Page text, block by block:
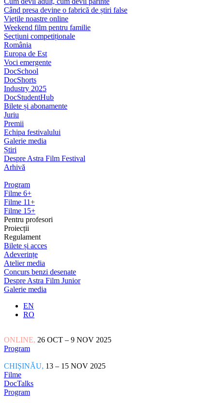
Când presa devine o fabrică de știri false
Viețile noastre online
Weekend film pentru familie
Secțiuni competiționale
România
Europa de Est
Voci emergente
DocSchool
DocShorts
Industry 2025
DocStudentHub
Bilete și abonamente
Juriu
Premii
Echipa festivalului
Galerie media
Știri
Despre Astra Film Festival
Arhivă
Program
Filme 6+
Filme 11+
Filme 15+
Pentru profesori
Proiecții
Regulament
Bilete și acces
Adeverințe
Atelier media
Concurs benzi desenate
Despre Astra Film Junior
Galerie media
EN
RO
ONLINE, 26 OCT – 9 NOV 2025
Program
CHIȘINĂU, 13 – 15 NOV 2025
Filme
DocTalks
Program